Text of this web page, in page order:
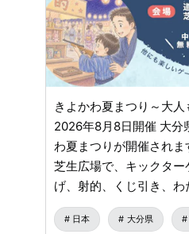
きよかわ夏まつり～大
2026年8月8日開催 大分
わ夏まつりが開催されます。 会場は道の駅きよ
芝生広場で、キックタ
げ、射的、くじ引き、
など、夏まつりらしい
やたこ焼き、ピザ、フラ
日本 大分県